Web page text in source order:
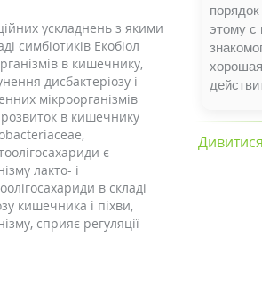
ускладнень з якими
симбіотиків Екобіол
в кишечнику,
дисбактеріозу і
мікроорганізмів
в кишечнику
є
лакто- і
в складі
кишечника і піхви,
сприяє регуляції
этому с